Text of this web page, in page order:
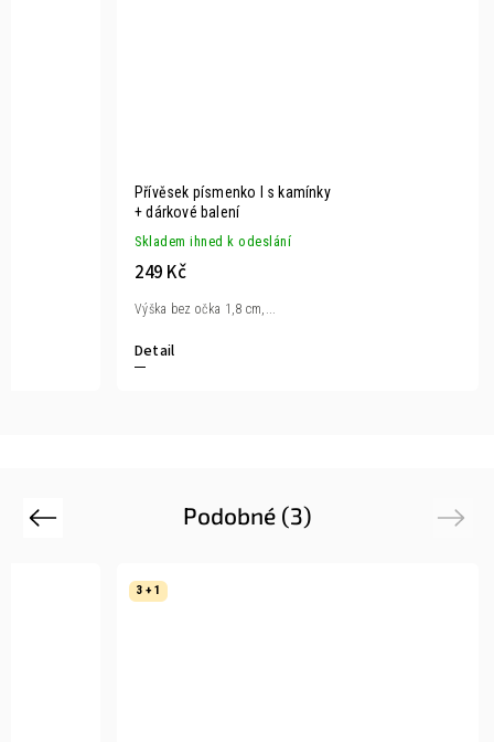
Přívěsek písmenko I s kamínky
+ dárkové balení
Skladem ihned k odeslání
249 Kč
Výška bez očka 1,8 cm,...
Podobné (3)
Previous
3 + 1
Next